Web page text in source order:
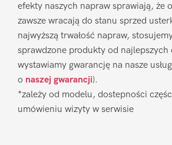
efekty naszych napraw sprawiają, że
zawsze wracają do stanu sprzed
najwyższą trwałość napraw,
sprawdzone produkty od najlepszych
wystawiamy gwarancję na nasze
o naszej gwarancji).
*zależy od modelu, dostepności
umówieniu wizyty w serwisie